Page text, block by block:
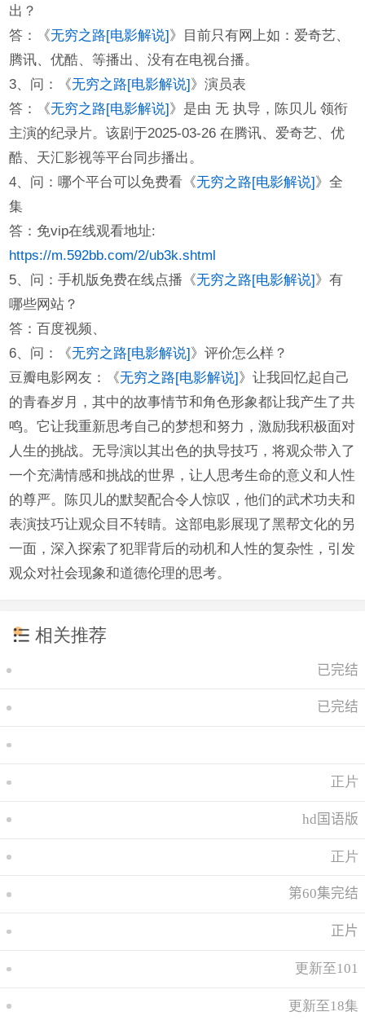
出？
答：《无穷之路[电影解说] 》目前只有网上如：爱奇艺、
腾讯、优酷、等播出、没有在电视台播。
3、问：《无穷之路[电影解说] 》演员表
答：《无穷之路[电影解说] 》是由 无 执导，陈贝儿 领衔
主演的纪录片。该剧于2025-03-26 在腾讯、爱奇艺、优
酷、天汇影视等平台同步播出。
4、问：哪个平台可以免费看《无穷之路[电影解说] 》全
集
答：免vip在线观看地址:
https://m.592bb.com/2/ub3k.shtml
5、问：手机版免费在线点播《无穷之路[电影解说] 》有
哪些网站？
答：百度视频、
6、问：《无穷之路[电影解说] 》评价怎么样？
豆瓣电影网友：《无穷之路[电影解说] 》让我回忆起自己
的青春岁月，其中的故事情节和角色形象都让我产生了共
鸣。它让我重新思考自己的梦想和努力，激励我积极面对
人生的挑战。无导演以其出色的执导技巧，将观众带入了
一个充满情感和挑战的世界，让人思考生命的意义和人性
的尊严。陈贝儿的默契配合令人惊叹，他们的武术功夫和
表演技巧让观众目不转睛。这部电影展现了黑帮文化的另
一面，深入探索了犯罪背后的动机和人性的复杂性，引发
观众对社会现象和道德伦理的思考。
相关推荐
已完结
已完结
正片
hd国语版
正片
第60集完结
正片
更新至101
更新至18集